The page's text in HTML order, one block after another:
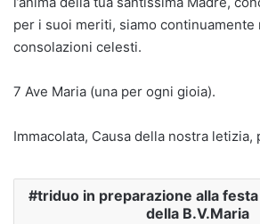
per i suoi meriti, siamo continuamente
consolazioni celesti.
7 Ave Maria (una per ogni gioia).
Immacolata, Causa della nostra letizia,
triduo in preparazione alla
della B.V.Maria